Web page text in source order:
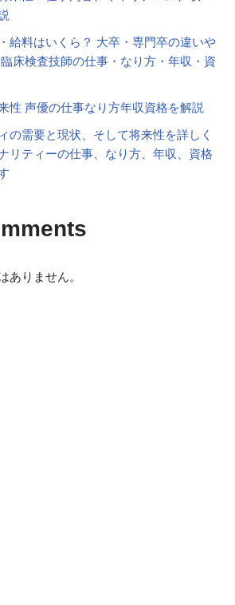
給料はいくら？ 大卒・専門卒の違いや
床検査技師の仕事・なり方・年収・資
性 声優の仕事なり方年収資格を解説
の需要と現状、そして将来性を詳しく
リティーの仕事、なり方、年収、資格
ありません。